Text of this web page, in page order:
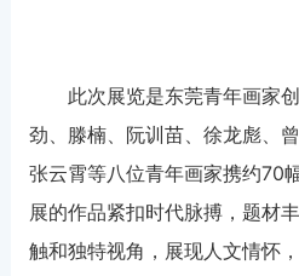
此次展览是东莞青年画家
劲、滕楠、阮训苗、徐龙彪、
张云霄等八位青年画家携约70
展的作品紧扣时代脉搏，题材
触和独特视角，展现人文情怀